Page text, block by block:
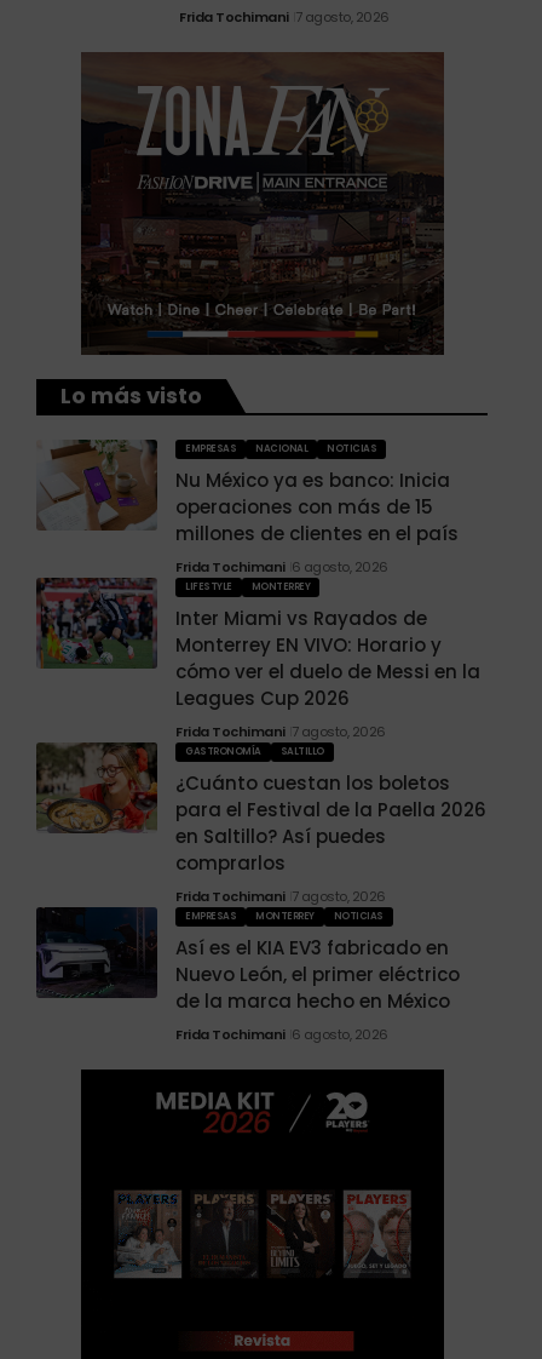
Frida Tochimani 7 agosto, 2026
Lo más visto
EMPRESAS NACIONAL NOTICIAS
Nu México ya es banco: Inicia
operaciones con más de 15
millones de clientes en el país
Frida Tochimani 6 agosto, 2026
LIFESTYLE MONTERREY
Inter Miami vs Rayados de
Monterrey EN VIVO: Horario y
cómo ver el duelo de Messi en la
Leagues Cup 2026
Frida Tochimani 7 agosto, 2026
GASTRONOMÍA SALTILLO
¿Cuánto cuestan los boletos
para el Festival de la Paella 2026
en Saltillo? Así puedes
comprarlos
Frida Tochimani 7 agosto, 2026
EMPRESAS MONTERREY NOTICIAS
Así es el KIA EV3 fabricado en
Nuevo León, el primer eléctrico
de la marca hecho en México
Frida Tochimani 6 agosto, 2026